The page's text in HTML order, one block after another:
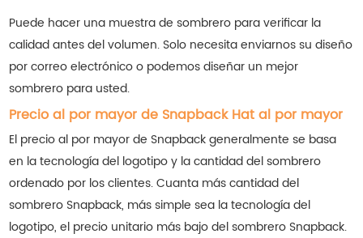
Puede hacer una muestra de sombrero para verificar la
calidad antes del volumen. Solo necesita enviarnos su diseño
por correo electrónico o podemos diseñar un mejor
sombrero para usted.
Precio al por mayor de Snapback Hat al por mayor
El precio al por mayor de Snapback generalmente se basa
en la tecnología del logotipo y la cantidad del sombrero
ordenado por los clientes. Cuanta más cantidad del
sombrero Snapback, más simple sea la tecnología del
logotipo, el precio unitario más bajo del sombrero Snapback.